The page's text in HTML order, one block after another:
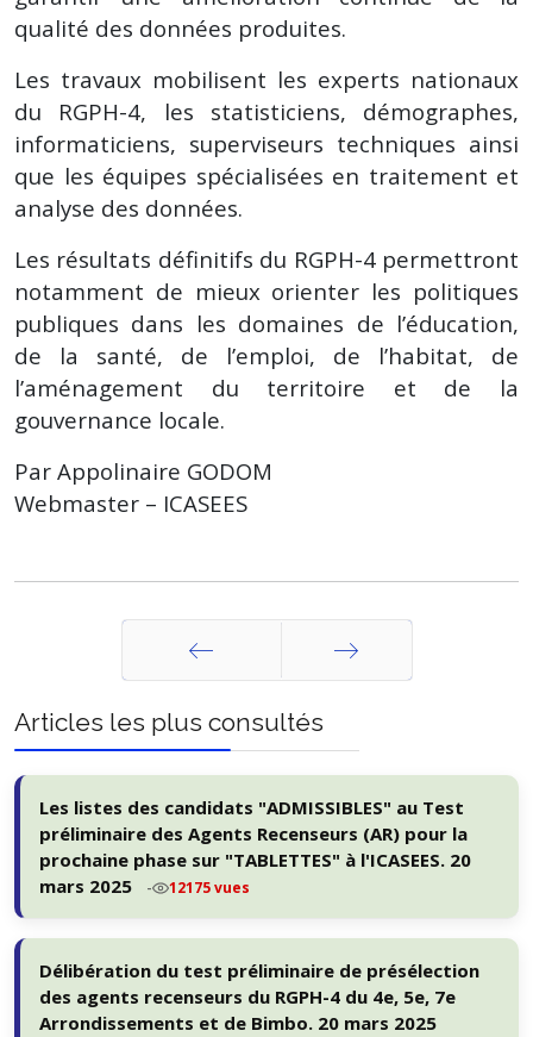
qualité des données produites.
Les travaux mobilisent les experts nationaux
du RGPH-4, les statisticiens, démographes,
informaticiens, superviseurs techniques ainsi
que les équipes spécialisées en traitement et
analyse des données.
Les résultats définitifs du RGPH-4 permettront
notamment de mieux orienter les politiques
publiques dans les domaines de l’éducation,
de la santé, de l’emploi, de l’habitat, de
l’aménagement du territoire et de la
gouvernance locale.
Par Appolinaire GODOM
Webmaster – ICASEES
Précédent
Articles les plus consultés
Les listes des candidats "ADMISSIBLES" au Test
préliminaire des Agents Recenseurs (AR) pour la
prochaine phase sur "TABLETTES" à l'ICASEES. 20
mars 2025
- 12175 vues
Délibération du test préliminaire de présélection
des agents recenseurs du RGPH-4 du 4e, 5e, 7e
Arrondissements et de Bimbo. 20 mars 2025